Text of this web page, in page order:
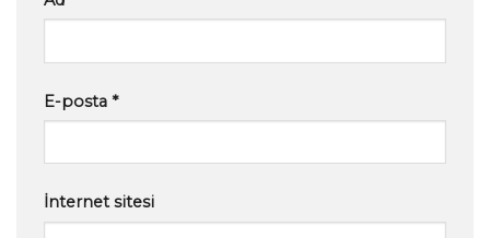
E-posta *
İnternet sitesi